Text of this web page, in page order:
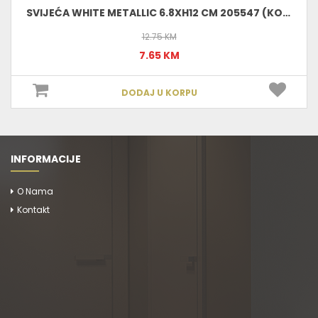
SVIJEĆA WHITE METALLIC 6.8XH12 CM 205547 (KOM) E : 17,00
12.75 KM
7.65 KM
DODAJ U KORPU
INFORMACIJE
O Nama
Kontakt